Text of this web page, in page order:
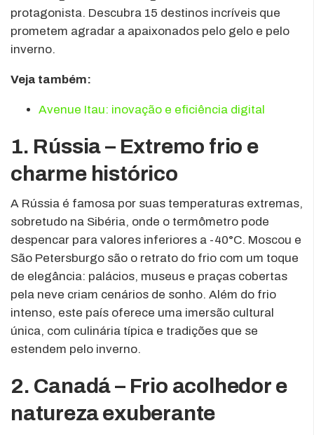
protagonista. Descubra 15 destinos incríveis que
prometem agradar a apaixonados pelo gelo e pelo
inverno.
Veja também:
Avenue Itau: inovação e eficiência digital
1. Rússia – Extremo frio e
charme histórico
A Rússia é famosa por suas temperaturas extremas,
sobretudo na Sibéria, onde o termômetro pode
despencar para valores inferiores a -40°C. Moscou e
São Petersburgo são o retrato do frio com um toque
de elegância: palácios, museus e praças cobertas
pela neve criam cenários de sonho. Além do frio
intenso, este país oferece uma imersão cultural
única, com culinária típica e tradições que se
estendem pelo inverno.
2. Canadá – Frio acolhedor e
natureza exuberante